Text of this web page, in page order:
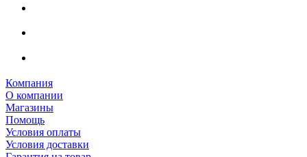
Компания
О компании
Магазины
Помощь
Условия оплаты
Условия доставки